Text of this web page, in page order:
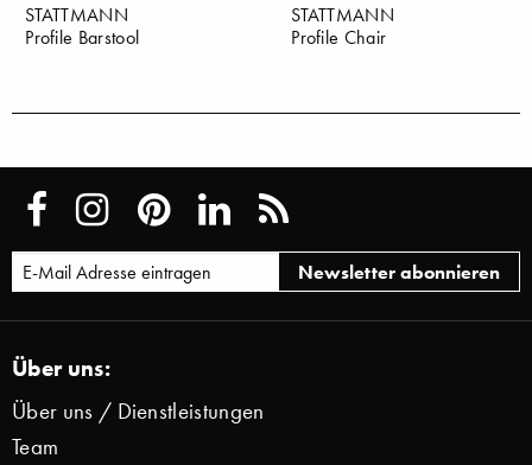
STATTMANN
Profile Barstool
STATTMANN
Profile Chair
Über uns:
Über uns / Dienstleistungen
Team